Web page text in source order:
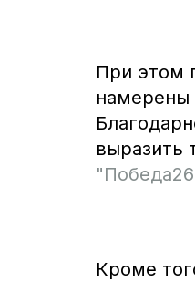
При этом
намерены
выразить
Кроме